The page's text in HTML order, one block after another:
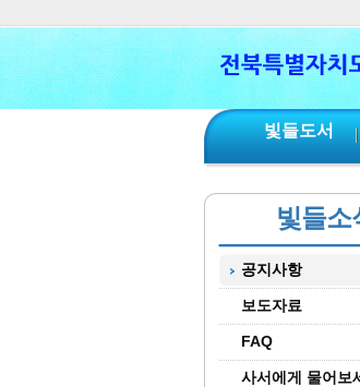
빛들도서
빛들소
공지사항
보도자료
FAQ
사서에게 물어보